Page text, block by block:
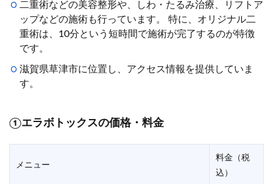
二重術などの美容整形や、しわ・たるみ治療、リフトア
ップなどの施術も行っています。 特に、オリジナル二
重術は、10分という短時間で施術が完了するのが特徴
です。
滋賀県草津市に位置し、アクセス情報を提供していま
す。
①エラボトックスの価格・料金
メニュー
料金（税
込）